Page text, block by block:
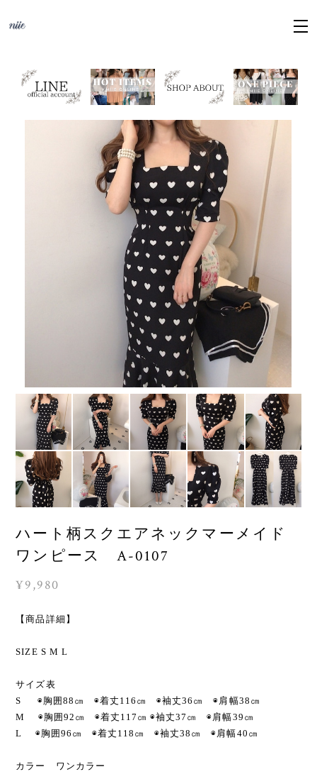
ハート柄スクエアネックマーメイド
ワンピース A-0107
¥9,980
【商品詳細】
SIZE S M L
サイズ表
S ◉胸囲88㎝ ◉着丈116㎝ ◉袖丈36㎝ ◉肩幅38㎝
M ◉胸囲92㎝ ◉着丈117㎝ ◉袖丈37㎝ ◉肩幅39㎝
L ◉胸囲96㎝ ◉着丈118㎝ ◉袖丈38㎝ ◉肩幅40㎝
カラー ワンカラー